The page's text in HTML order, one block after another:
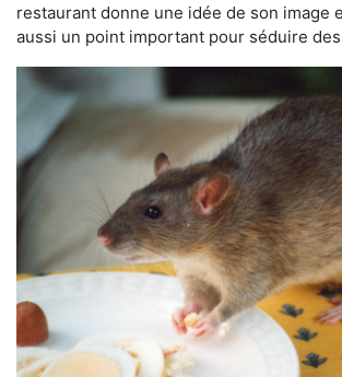
restaurant donne une idée de son image
aussi un point important pour séduire